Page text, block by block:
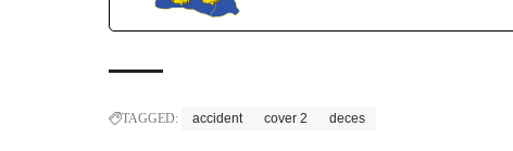
TAGGED: accident cover 2 deces